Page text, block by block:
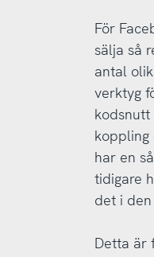
För
sälja så
antal
verktyg
kodsnutt
har en
tidigare
det i
Detta är